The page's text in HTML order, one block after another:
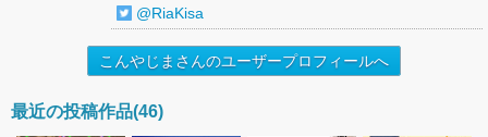
@RiaKisa
こんやじまさんのユーザープロフィールへ
最近の投稿作品(46)